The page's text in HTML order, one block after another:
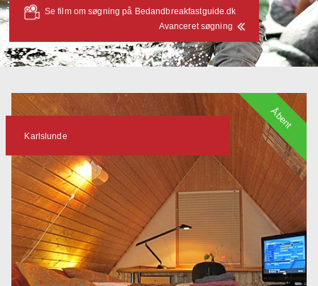
Avanceret søgning
Se film om søgning på Bedandbreakfastguide.dk
Karlslunde
Åbent